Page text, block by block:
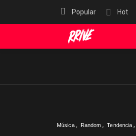
Popular Hot
Música , Random , Tendencia ,